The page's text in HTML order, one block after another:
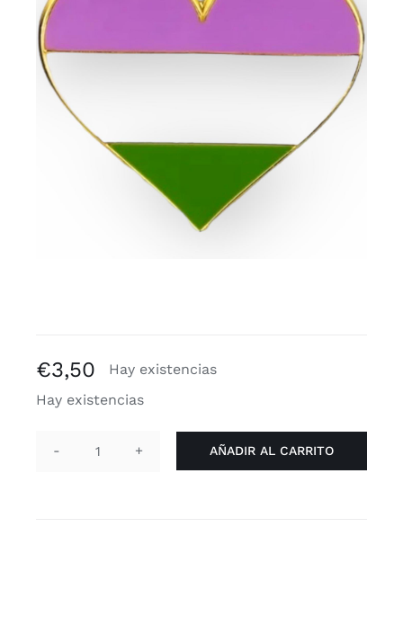
Blogs
€3,50
Hay existencias
Hay existencias
Pin
AÑADIR AL CARRITO